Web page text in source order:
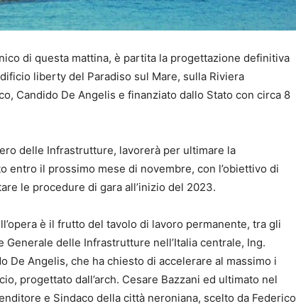
di questa mattina, è partita la progettazione definitiva
liberty del Paradiso sul Mare, sulla Riviera
Candido De Angelis e finanziato dallo Stato con circa 8
delle Infrastrutture, lavorerà per ultimare la
entro il prossimo mese di novembre, con l’obiettivo di
le procedure di gara all’inizio del 2023.
è il frutto del tavolo di lavoro permanente, tra gli
delle Infrastrutture nell’Italia centrale, Ing.
De Angelis, che ha chiesto di accelerare al massimo i
progettato dall’arch. Cesare Bazzani ed ultimato nel
e Sindaco della città neroniana, scelto da Federico